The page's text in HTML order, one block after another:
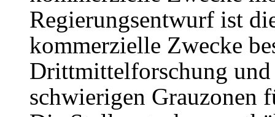
Regierungsentwurf ist
kommerzielle Zwecke
Drittmittelforschung
schwierigen Grauzonen